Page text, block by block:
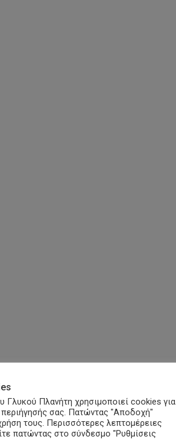
Γλυκού Πλανήτη χρησιμοποιεί cookies για
περιήγησής σας. Πατώντας "Αποδοχή"
τους. Περισσότερες λεπτομέρειες
πατώντας στο σύνδεσμο "Ρυθμίσεις